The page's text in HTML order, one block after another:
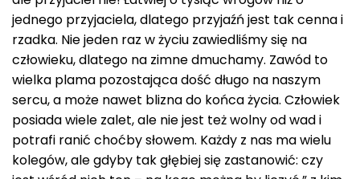
jednego przyjaciela, dlatego przyjaźń jest tak cenna i
rzadka. Nie jeden raz w życiu zawiedliśmy się na
człowieku, dlatego na zimne dmuchamy. Zawód to
wielka plama pozostająca dość długo na naszym
sercu, a może nawet blizna do końca życia. Człowiek
posiada wiele zalet, ale nie jest też wolny od wad i
potrafi ranić choćby słowem. Każdy z nas ma wielu
kolegów, ale gdyby tak głębiej się zastanowić: czy